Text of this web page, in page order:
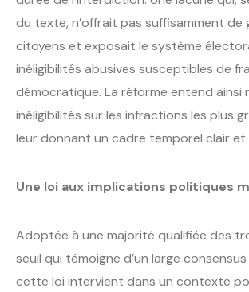
du texte, n’offrait pas suffisamment de
citoyens et exposait le système
inéligibilités abusives susceptibles de
démocratique. La réforme entend ainsi
inéligibilités sur les infractions les plus
leur donnant un cadre temporel clair et
Une loi aux implications politiques
Adoptée à une majorité qualifiée des
seuil qui témoigne d’un large
cette loi intervient dans un contexte